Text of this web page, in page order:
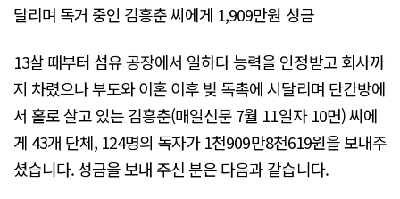
달리며 독거 중인 김흥춘 씨에게 1,909만원 성금
13살 때부터 섬유 공장에서 일하다 능력을 인정받고 회사까
지 차렸으나 부도와 이혼 이후 빚 독촉에 시달리며 단칸방에
서 홀로 살고 있는 김흥춘(매일신문 7월 11일자 10면) 씨에
게 43개 단체, 124명의 독자가 1천909만8천619원을 보내주
셨습니다. 성금을 보내 주신 분은 다음과 같습니다.